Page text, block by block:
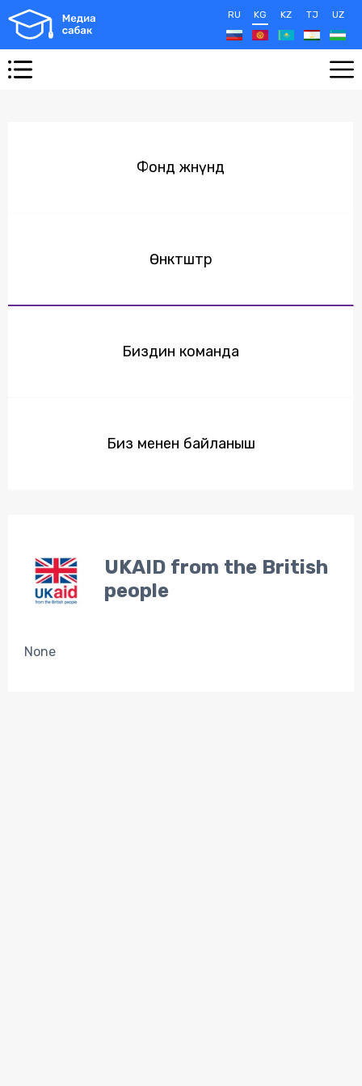
RU KG KZ TJ UZ
Фонд жөнүндө
Өнөктөштөр
Биздин команда
Биз менен байланыш
UKAID from the British
people
None